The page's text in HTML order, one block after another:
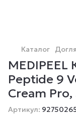
Каталог
Peptide 9
Cream Pro,
Артикул: